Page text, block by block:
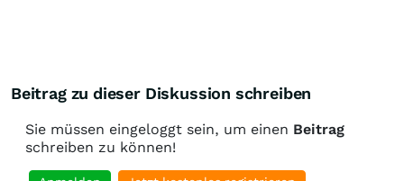
Beitrag zu dieser Diskussion schreiben
Sie müssen eingeloggt sein, um einen Beitrag
schreiben zu können!